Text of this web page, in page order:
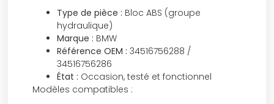
Type de pièce : Bloc ABS (groupe
hydraulique)
Marque : BMW
Référence OEM : 34516756288 /
34516756286
État : Occasion, testé et fonctionnel
Modèles compatibles :